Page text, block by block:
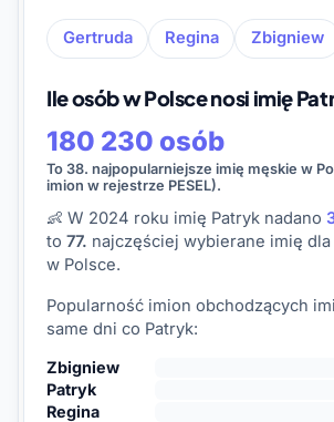
Gertruda Regina Zbigniew
Ile osób w Polsce nosi imię
180 230 osób
To 38. najpopularniejsze imię męskie w
imion w rejestrze PESEL).
👶 W 2024 roku imię Patryk nadano
to 77. najczęściej wybierane imię dla
w Polsce.
Popularność imion obchodzących
same dni co Patryk:
Zbigniew
Patryk
Regina